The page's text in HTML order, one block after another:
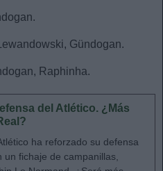
Gündogan.
Raphinha.
del Atlético. ¿Más
ha reforzado su defensa
un fichaje de campanillas,